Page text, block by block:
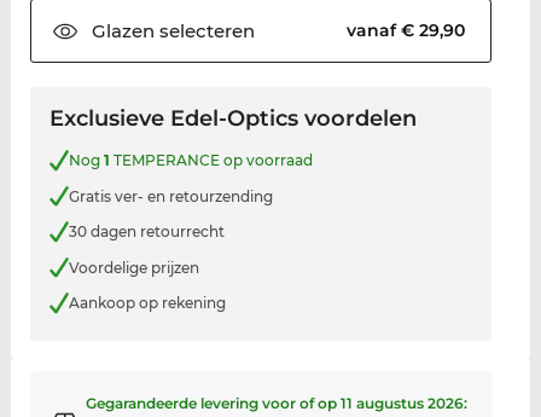
Glazen selecteren vanaf € 29,90
Exclusieve Edel-Optics voordelen
Nog 1 TEMPERANCE op voorraad
Gratis ver- en retourzending
30 dagen retourrecht
Voordelige prijzen
Aankoop op rekening
Gegarandeerde levering voor of op 11 augustus 2026: